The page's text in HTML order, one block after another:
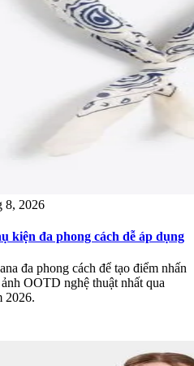
8, 2026
kiện đa phong cách dễ áp dụng
đa phong cách để tạo điểm nhấn
OOTD nghệ thuật nhất qua
2026.